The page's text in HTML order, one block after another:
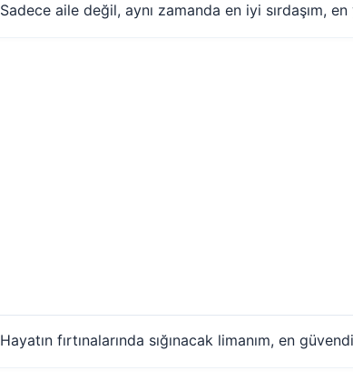
Sadece aile değil, aynı zamanda en iyi sırdaşım,
Hayatın fırtınalarında sığınacak limanım, en